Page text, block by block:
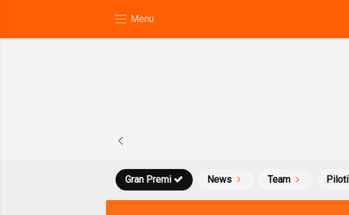
News
Gran Premi Team Piloti